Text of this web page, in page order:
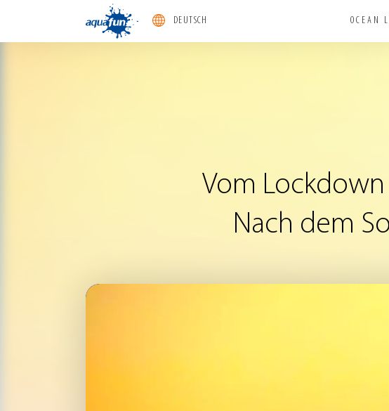
aquafun
DEUTSCH OCEAN
Vom Lockdown
Nach dem